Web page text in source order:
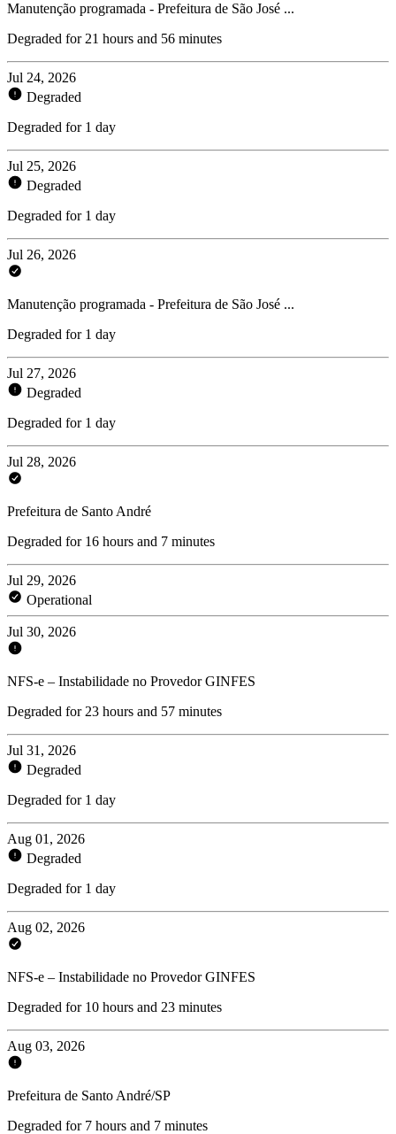
Manutenção programada - Prefeitura de São José ...
Degraded for 21 hours and 56 minutes
Jul 24, 2026
Degraded
Degraded for 1 day
Jul 25, 2026
Degraded
Degraded for 1 day
Jul 26, 2026
Manutenção programada - Prefeitura de São José ...
Degraded for 1 day
Jul 27, 2026
Degraded
Degraded for 1 day
Jul 28, 2026
Prefeitura de Santo André
Degraded for 16 hours and 7 minutes
Jul 29, 2026
Operational
Jul 30, 2026
NFS-e – Instabilidade no Provedor GINFES
Degraded for 23 hours and 57 minutes
Jul 31, 2026
Degraded
Degraded for 1 day
Aug 01, 2026
Degraded
Degraded for 1 day
Aug 02, 2026
NFS-e – Instabilidade no Provedor GINFES
Degraded for 10 hours and 23 minutes
Aug 03, 2026
Prefeitura de Santo André/SP
Degraded for 7 hours and 7 minutes